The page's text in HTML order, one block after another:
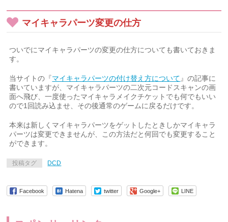
マイキャラパーツ変更の仕方
ついでにマイキャラパーツの変更の仕方についても書いておきま
す。
当サイトの『マイキャラパーツの付け替え方について 』の記事に
書いていますが、マイキャラパーツの二次元コードスキャンの画
面へ飛び、一度使ったマイキャラメイクチケットでも何でもいい
ので1回読み込ませ、その後通常のゲームに戻るだけです。
本来は新しくマイキャラパーツをゲットしたときしかマイキャラ
パーツは変更できませんが、この方法だと何回でも変更すること
ができます。
投稿タグ DCD
Facebook Hatena twitter Google+ LINE